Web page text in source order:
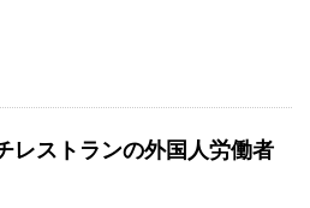
レストランの外国人労働者